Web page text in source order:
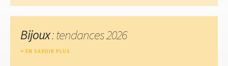
Bijoux: tendances 2026
EN SAVOIR PLUS